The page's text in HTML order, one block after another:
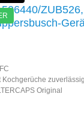
Kochgerüche zuverlässig
Original